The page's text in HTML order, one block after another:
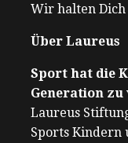
Wir halten
Über Laureus
Sport hat die
Generation
Laureus
Sports Kindern